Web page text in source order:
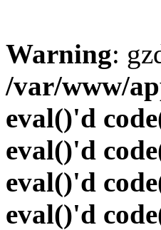
Warning:
/var/www/
eval()'d
eval()'d
eval()'d
eval()'d